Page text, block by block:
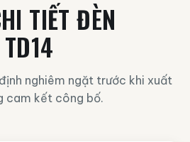
TIẾT ĐÈN
nghiêm ngặt trước khi xuất
cam kết công bố.